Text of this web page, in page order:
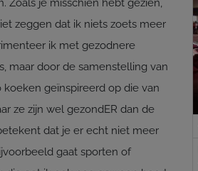
Zoals je misschien hebt gezien,
zeggen dat ik niets zoets meer
ik met gezodnere
maar door de samenstelling van
geïnspireerd op die van
ze zijn wel gezondER dan de
dat je er echt niet meer
gaat sporten of